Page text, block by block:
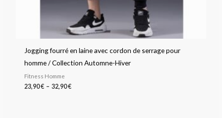
Jogging fourré en laine avec cordon de serrage pour
homme / Collection Automne-Hiver
Fitness Homme
23,90€ – 32,90€